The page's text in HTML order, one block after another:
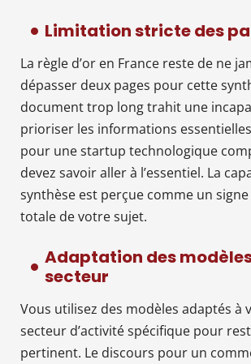
Limitation stricte des
La règle d’or en France reste de ne
dépasser deux pages pour cette
document trop long trahit une
prioriser les informations
pour une startup technologique
devez savoir aller à l’essentiel. La
synthèse est perçue comme un
totale de votre sujet.
Adaptation des
secteur
Vous utilisez des modèles adaptés à
secteur d’activité spécifique pour
pertinent. Le discours pour un